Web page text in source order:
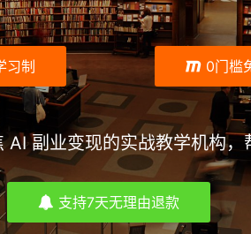
习制 0门槛
副业变现的实战教学机构
支持7天无理由退款